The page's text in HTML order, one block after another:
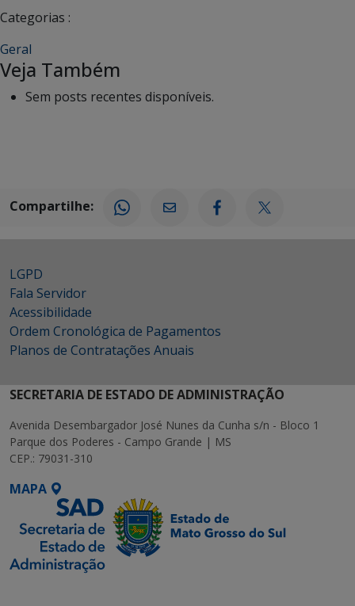
Categorias :
Geral
Veja Também
Sem posts recentes disponíveis.
Compartilhe:
LGPD
Fala Servidor
Acessibilidade
Ordem Cronológica de Pagamentos
Planos de Contratações Anuais
SECRETARIA DE ESTADO DE ADMINISTRAÇÃO
Avenida Desembargador José Nunes da Cunha s/n - Bloco 1
Parque dos Poderes - Campo Grande | MS
CEP.: 79031-310
MAPA